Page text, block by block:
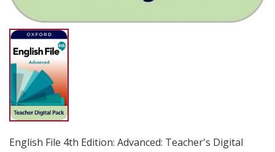
English File 4th Edition: Advanced: Teacher's Digital